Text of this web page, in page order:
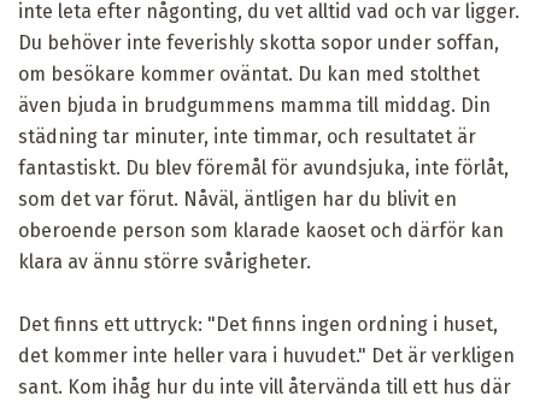
inte leta efter någonting, du vet alltid vad och var ligger.
Du behöver inte feverishly skotta sopor under soffan,
om besökare kommer oväntat. Du kan med stolthet
även bjuda in brudgummens mamma till middag. Din
städning tar minuter, inte timmar, och resultatet är
fantastiskt. Du blev föremål för avundsjuka, inte förlåt,
som det var förut. Nåväl, äntligen har du blivit en
oberoende person som klarade kaoset och därför kan
klara av ännu större svårigheter.
Det finns ett uttryck: "Det finns ingen ordning i huset,
det kommer inte heller vara i huvudet." Det är verkligen
sant. Kom ihåg hur du inte vill återvända till ett hus där